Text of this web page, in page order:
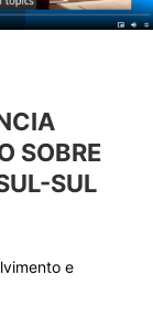
SOBRE
SUL
e